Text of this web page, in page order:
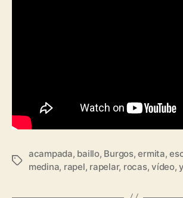
acampada, baillo, Burgos,ermita,
medina, rapel, rapelar, rocas,vídeo,